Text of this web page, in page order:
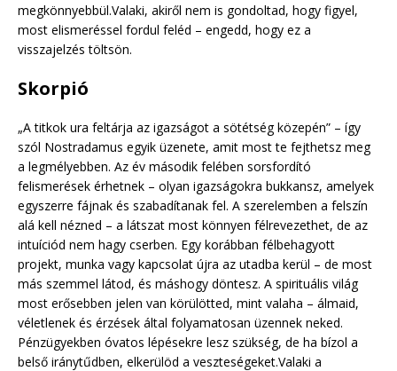
megkönnyebbül.Valaki, akiről nem is gondoltad, hogy figyel,
most elismeréssel fordul feléd – engedd, hogy ez a
visszajelzés töltsön.
Skorpió
„A titkok ura feltárja az igazságot a sötétség közepén” – így
szól Nostradamus egyik üzenete, amit most te fejthetsz meg
a legmélyebben. Az év második felében sorsfordító
felismerések érhetnek – olyan igazságokra bukkansz, amelyek
egyszerre fájnak és szabadítanak fel. A szerelemben a felszín
alá kell nézned – a látszat most könnyen félrevezethet, de az
intuíciód nem hagy cserben. Egy korábban félbehagyott
projekt, munka vagy kapcsolat újra az utadba kerül – de most
más szemmel látod, és máshogy döntesz. A spirituális világ
most erősebben jelen van körülötted, mint valaha – álmaid,
véletlenek és érzések által folyamatosan üzennek neked.
Pénzügyekben óvatos lépésekre lesz szükség, de ha bízol a
belső iránytűdben, elkerülöd a veszteségeket.Valaki a